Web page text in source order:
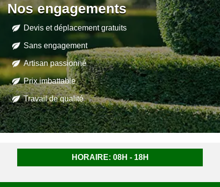
Nos engagements
Devis et déplacement gratuits
Sans engagement
Artisan passionné
Prix imbattable
Travail de qualité
HORAIRE: 08H - 18H